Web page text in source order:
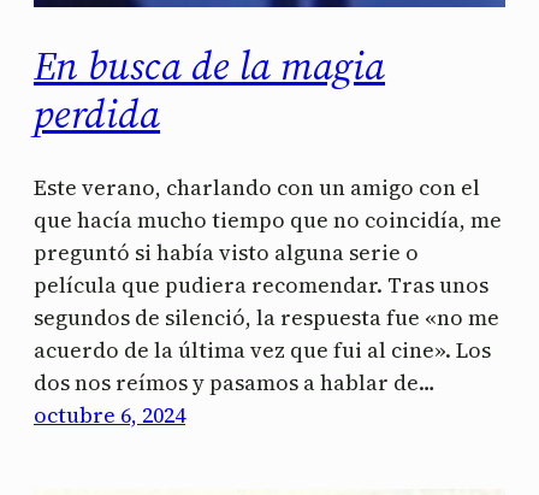
En busca de la magia
perdida
Este verano, charlando con un amigo con el
que hacía mucho tiempo que no coincidía, me
preguntó si había visto alguna serie o
película que pudiera recomendar. Tras unos
segundos de silenció, la respuesta fue «no me
acuerdo de la última vez que fui al cine». Los
dos nos reímos y pasamos a hablar de…
octubre 6, 2024